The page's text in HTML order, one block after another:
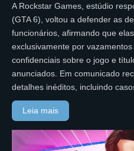
A Rockstar Games, estúdio
(GTA 6), voltou a defender as
funcionários, afirmando que
exclusivamente por
confidenciais sobre o jogo e
anunciados. Em comunicado
detalhes inéditos, incluindo
Leia mais